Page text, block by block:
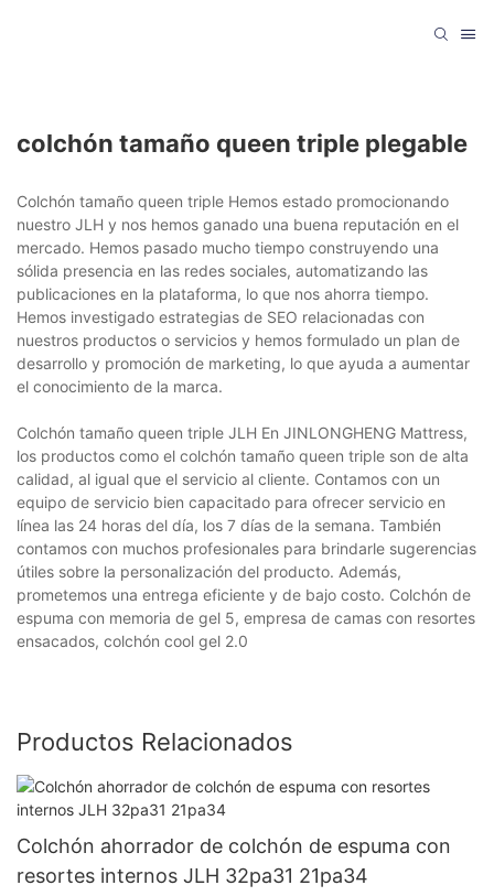
colchón tamaño queen triple plegable
Colchón tamaño queen triple Hemos estado promocionando
nuestro JLH y nos hemos ganado una buena reputación en el
mercado. Hemos pasado mucho tiempo construyendo una
sólida presencia en las redes sociales, automatizando las
publicaciones en la plataforma, lo que nos ahorra tiempo.
Hemos investigado estrategias de SEO relacionadas con
nuestros productos o servicios y hemos formulado un plan de
desarrollo y promoción de marketing, lo que ayuda a aumentar
el conocimiento de la marca.
Colchón tamaño queen triple JLH En JINLONGHENG Mattress,
los productos como el colchón tamaño queen triple son de alta
calidad, al igual que el servicio al cliente. Contamos con un
equipo de servicio bien capacitado para ofrecer servicio en
línea las 24 horas del día, los 7 días de la semana. También
contamos con muchos profesionales para brindarle sugerencias
útiles sobre la personalización del producto. Además,
prometemos una entrega eficiente y de bajo costo. Colchón de
espuma con memoria de gel 5, empresa de camas con resortes
ensacados, colchón cool gel 2.0
Productos Relacionados
Colchón ahorrador de colchón de espuma con
resortes internos JLH 32pa31 21pa34